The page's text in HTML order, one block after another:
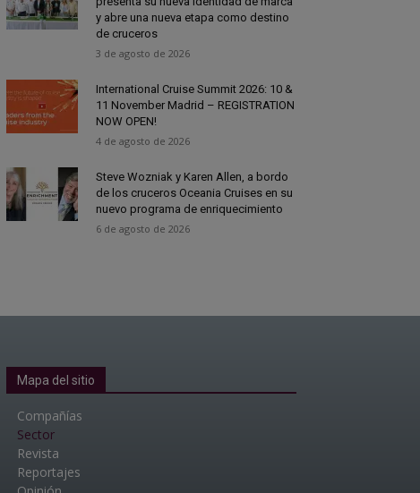
y abre una nueva etapa como destino
de cruceros
3 de agosto de 2026
International Cruise Summit 2026: 10 &
11 November Madrid – REGISTRATION
NOW OPEN!
4 de agosto de 2026
Steve Wozniak y Karen Allen, a bordo
de los cruceros Oceania Cruises en su
nuevo programa de enriquecimiento
6 de agosto de 2026
Mapa del sitio
Compañías
Sector
Revista
Reportajes